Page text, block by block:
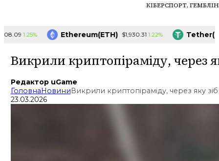
КІБЕРСПОРТ,
1.25% Ethereum(ETH) $1,930.31 1.22%
Викрили криптопіраміду, через
Редактор uGame
ГоловнаНовиниВикрили криптопіраміду, через яку
23.03.2026